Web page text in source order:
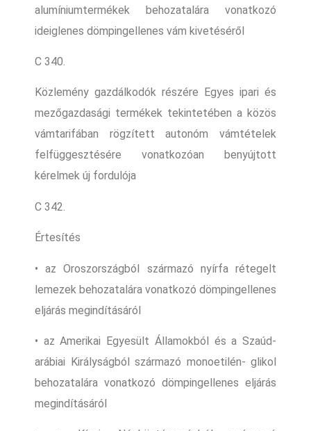
alumíniumtermékek behozatalára vonatkozó
ideiglenes dömpingellenes vám kivetéséről
C 340.
Közlemény gazdálkodók részére Egyes ipari és
mezőgazdasági termékek tekintetében a közös
vámtarifában rögzített autonóm vámtételek
felfüggesztésére vonatkozóan benyújtott
kérelmek új fordulója
C 342.
Értesítés
• az Oroszországból származó nyírfa rétegelt
lemezek behozatalára vonatkozó dömpingellenes
eljárás megindításáról
• az Amerikai Egyesült Államokból és a Szaúd-
arábiai Királyságból származó monoetilén- glikol
behozatalára vonatkozó dömpingellenes eljárás
megindításáról